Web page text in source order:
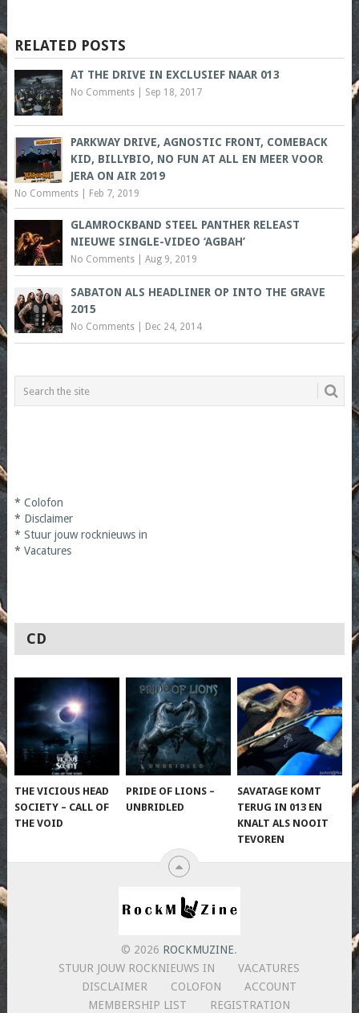
RELATED POSTS
AT THE DRIVE IN EXCLUSIEF NAAR 013
No Comments| Sep 18, 2017
PARKWAY DRIVE, AGNOSTIC FRONT, COMEBACK
KID, BILLYBIO, NO FUN AT ALL EN MEER VOOR
JERA ON AIR 2019
No Comments| Feb 7, 2019
GLAMROCKBAND STEEL PANTHER RELEAST
NIEUWE SINGLE-VIDEO ‘AGBAH’
No Comments| Aug 9, 2019
SABATON ALS HEADLINER OP INTO THE GRAVE
2015
No Comments| Dec 24, 2014
* Colofon
* Disclaimer
* Stuur jouw rocknieuws in
* Vacatures
CD
THE VICIOUS HEAD
SOCIETY – CALL OF
THE VOID
PRIDE OF LIONS –
UNBRIDLED
SAVATAGE KOMT
TERUG IN 013 EN
KNALT ALS NOOIT
TEVOREN
© 2026 ROCKMUZINE.
STUUR JOUW ROCKNIEUWS IN
VACATURES
DISCLAIMER
COLOFON
ACCOUNT
MEMBERSHIP LIST
REGISTRATION